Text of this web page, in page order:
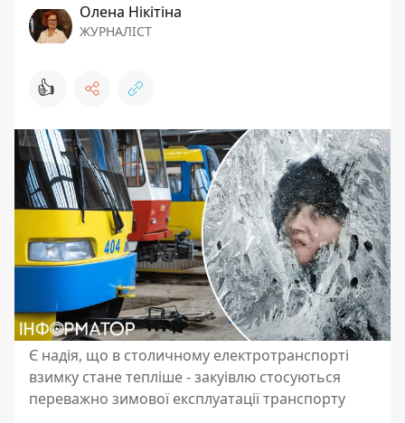
Олена Нікітіна
ЖУРНАЛІСТ
👍
Є надія, що в столичному електротранспорті
взимку стане тепліше - закуівлю стосуються
переважно зимової експлуатації транспорту